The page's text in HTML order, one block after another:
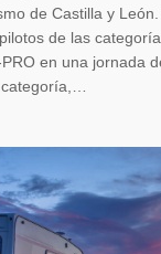
de Castilla y
de las
en una jornada